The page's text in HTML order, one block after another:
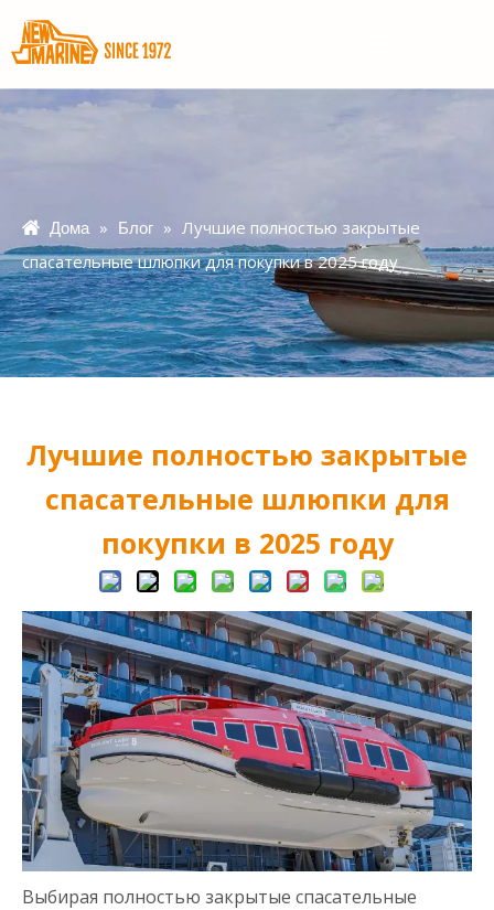
Дома » Блог » Лучшие полностью закрытые
спасательные шлюпки для покупки в 2025 году
Лучшие полностью закрытые
спасательные шлюпки для
покупки в 2025 году
Выбирая полностью закрытые спасательные